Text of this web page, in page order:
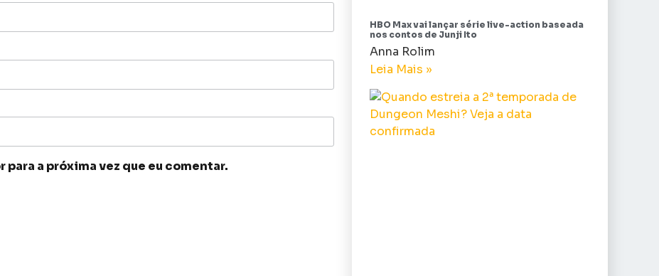
a próxima vez que eu comentar.
HBO Max vai lançar série live-action baseada
nos contos de Junji Ito
Anna Rolim
Leia Mais »